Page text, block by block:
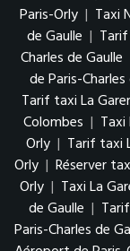
Paris-Orly | Taxi
de Gaulle |
Charles de Gaulle
de Paris-
Tarif taxi La
Colombes |
Orly | Tarif taxi
Orly | Réserver
Orly | Taxi La
de Gaulle |
Paris-Charles de